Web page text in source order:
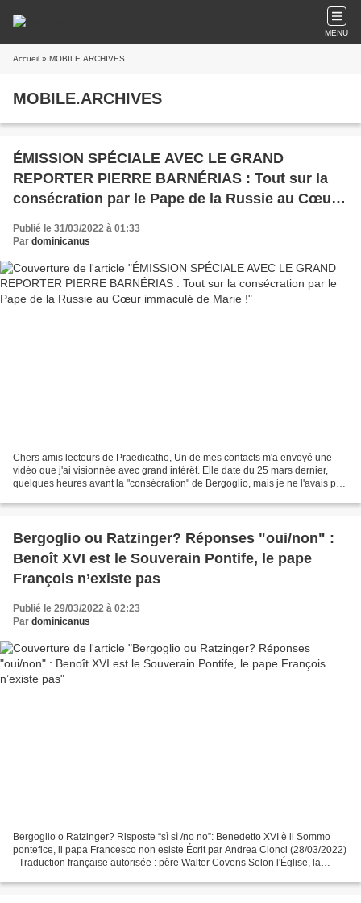
MENU
Accueil » MOBILE.ARCHIVES
MOBILE.ARCHIVES
ÉMISSION SPÉCIALE AVEC LE GRAND
REPORTER PIERRE BARNÉRIAS : Tout sur la
consécration par le Pape de la Russie au Cœur
immaculé de Marie !
Publié le 31/03/2022 à 01:33
Par dominicanus
Chers amis lecteurs de Praedicatho, Un de mes contacts m'a envoyé une
vidéo que j'ai visionnée avec grand intérêt. Elle date du 25 mars dernier,
quelques heures avant la "consécration" de Bergoglio, mais je ne l'avais pas
Bergoglio ou Ratzinger? Réponses "oui/non" :
Benoît XVI est le Souverain Pontife, le pape
François n’existe pas
Publié le 29/03/2022 à 02:23
Par dominicanus
Bergoglio o Ratzinger? Risposte “sì sì /no no”: Benedetto XVI è il Sommo
pontefice, il papa Francesco non esiste Écrit par Andrea Cionci (28/03/2022)
- Traduction française autorisée : père Walter Covens Selon l'Église, la